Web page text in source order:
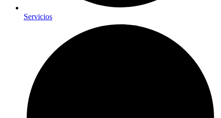
Servicios